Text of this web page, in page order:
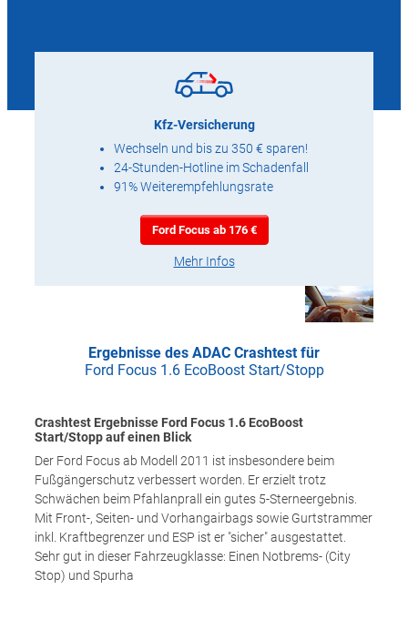
Kfz-Versicherung
Wechseln und bis zu 350 € sparen!
24-Stunden-Hotline im Schadenfall
91% Weiterempfehlungsrate
Ford Focus ab 176 €
Mehr Infos
Ergebnisse des ADAC Crashtest für
Ford Focus 1.6 EcoBoost Start/Stopp
Crashtest Ergebnisse Ford Focus 1.6 EcoBoost
Start/Stopp auf einen Blick
Der Ford Focus ab Modell 2011 ist insbesondere beim
Fußgängerschutz verbessert worden. Er erzielt trotz
Schwächen beim Pfahlanprall ein gutes 5-Sterneergebnis.
Mit Front-, Seiten- und Vorhangairbags sowie Gurtstrammer
inkl. Kraftbegrenzer und ESP ist er "sicher" ausgestattet.
Sehr gut in dieser Fahrzeugklasse: Einen Notbrems- (City
Stop) und Spurha